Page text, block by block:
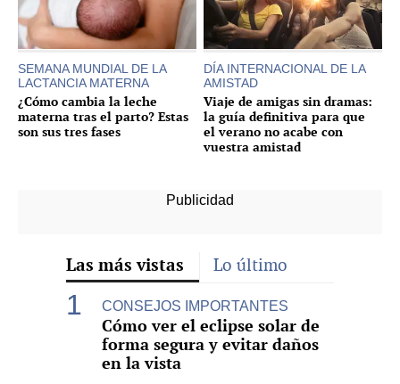
SEMANA MUNDIAL DE LA
LACTANCIA MATERNA
¿Cómo cambia la leche
materna tras el parto? Estas
son sus tres fases
DÍA INTERNACIONAL DE LA
AMISTAD
Viaje de amigas sin dramas:
la guía definitiva para que
el verano no acabe con
vuestra amistad
Las más vistas Lo último
CONSEJOS IMPORTANTES
Cómo ver el eclipse solar de
forma segura y evitar daños
en la vista